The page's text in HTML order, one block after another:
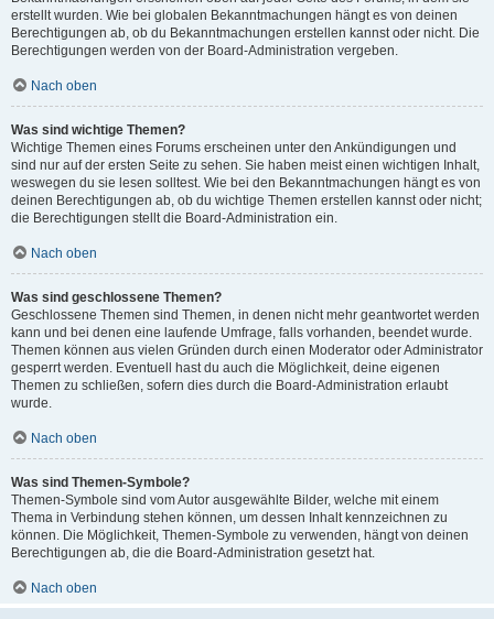
erstellt wurden. Wie bei globalen Bekanntmachungen hängt es von deinen
Berechtigungen ab, ob du Bekanntmachungen erstellen kannst oder nicht. Die
Berechtigungen werden von der Board-Administration vergeben.
Nach oben
Was sind wichtige Themen?
Wichtige Themen eines Forums erscheinen unter den Ankündigungen und
sind nur auf der ersten Seite zu sehen. Sie haben meist einen wichtigen Inhalt,
weswegen du sie lesen solltest. Wie bei den Bekanntmachungen hängt es von
deinen Berechtigungen ab, ob du wichtige Themen erstellen kannst oder nicht;
die Berechtigungen stellt die Board-Administration ein.
Nach oben
Was sind geschlossene Themen?
Geschlossene Themen sind Themen, in denen nicht mehr geantwortet werden
kann und bei denen eine laufende Umfrage, falls vorhanden, beendet wurde.
Themen können aus vielen Gründen durch einen Moderator oder Administrator
gesperrt werden. Eventuell hast du auch die Möglichkeit, deine eigenen
Themen zu schließen, sofern dies durch die Board-Administration erlaubt
wurde.
Nach oben
Was sind Themen-Symbole?
Themen-Symbole sind vom Autor ausgewählte Bilder, welche mit einem
Thema in Verbindung stehen können, um dessen Inhalt kennzeichnen zu
können. Die Möglichkeit, Themen-Symbole zu verwenden, hängt von deinen
Berechtigungen ab, die die Board-Administration gesetzt hat.
Nach oben